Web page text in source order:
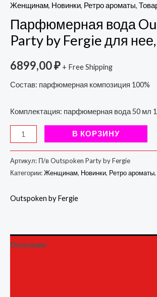
Женщинам, Новинки, Ретро ароматы,
Парфюмерная вода
Party by Fergie для
6899,00₽ + Free Shipping
Состав: парфюмерная композиция 100%
Комплектация: парфюмерная вода 50 мл
В КОРЗИНУ
Артикул: П/в Outspoken Party by Fergie
Категории:Женщинам, Новинки, Ретро ароматы,
Outspoken by Fergie
Описание